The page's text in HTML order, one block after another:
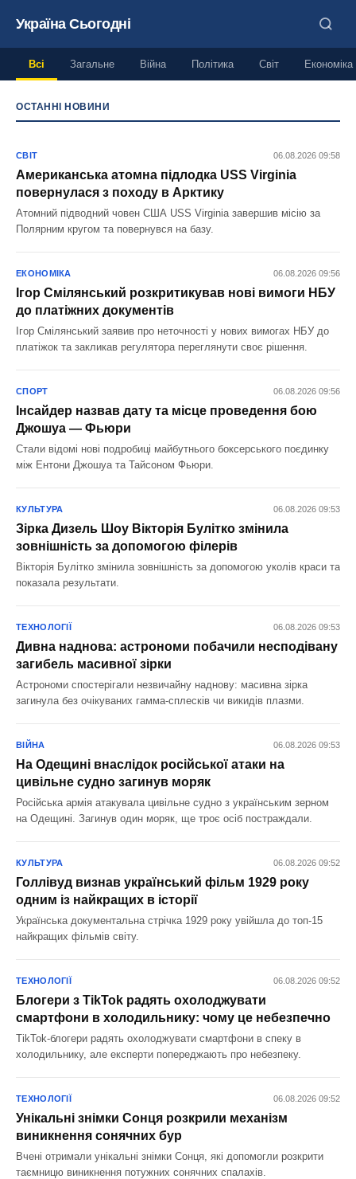
Україна Сьогодні
Всі Загальне Війна Політика Світ Економіка
UKRAINE TODAY — актуальні
ОСТАННІ НОВИНИ
СВІТ 06.08.2026 09:58
Американська атомна підлодка USS Virginia
повернулася з походу в Арктику
Атомний підводний човен США USS Virginia завершив місію за
Полярним кругом та повернувся на базу.
ЕКОНОМІКА 06.08.2026 09:56
Ігор Смілянський розкритикував нові вимоги НБУ
до платіжних документів
Ігор Смілянський заявив про неточності у нових вимогах НБУ до
платіжок та закликав регулятора переглянути своє рішення.
СПОРТ 06.08.2026 09:56
Інсайдер назвав дату та місце проведення бою
Джошуа — Фьюри
Стали відомі нові подробиці майбутнього боксерського поєдинку
між Ентони Джошуа та Тайсоном Фьюри.
КУЛЬТУРА 06.08.2026 09:53
Зірка Дизель Шоу Вікторія Булітко змінила
зовнішність за допомогою філерів
Вікторія Булітко змінила зовнішність за допомогою уколів краси та
показала результати.
ТЕХНОЛОГІЇ 06.08.2026 09:53
Дивна наднова: астрономи побачили несподівану
загибель масивної зірки
Астрономи спостерігали незвичайну наднову: масивна зірка
загинула без очікуваних гамма-сплесків чи викидів плазми.
ВІЙНА 06.08.2026 09:53
На Одещині внаслідок російської атаки на
цивільне судно загинув моряк
Російська армія атакувала цивільне судно з українським зерном
на Одещині. Загинув один моряк, ще троє осіб постраждали.
КУЛЬТУРА 06.08.2026 09:52
Голлівуд визнав український фільм 1929 року
одним із найкращих в історії
Українська документальна стрічка 1929 року увійшла до топ-15
найкращих фільмів світу.
ТЕХНОЛОГІЇ 06.08.2026 09:52
Блогери з TikTok радять охолоджувати
смартфони в холодильнику: чому це небезпечно
TikTok-блогери радять охолоджувати смартфони в спеку в
холодильнику, але експерти попереджають про небезпеку.
ТЕХНОЛОГІЇ 06.08.2026 09:52
Унікальні знімки Сонця розкрили механізм
виникнення сонячних бур
Вчені отримали унікальні знімки Сонця, які допомогли розкрити
таємницю виникнення потужних сонячних спалахів.